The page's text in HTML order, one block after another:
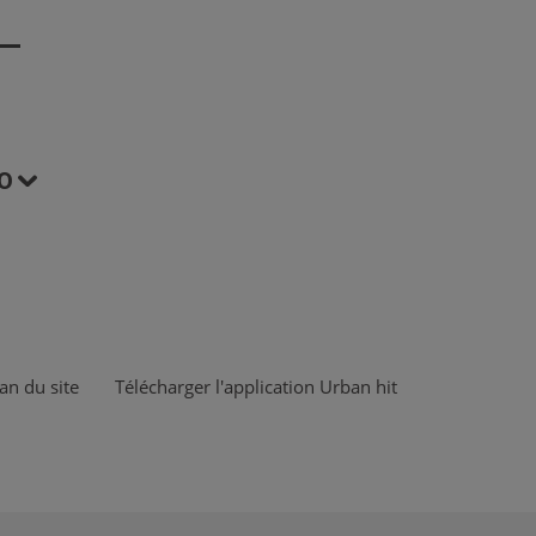
du site Télécharger l'application Urban hit